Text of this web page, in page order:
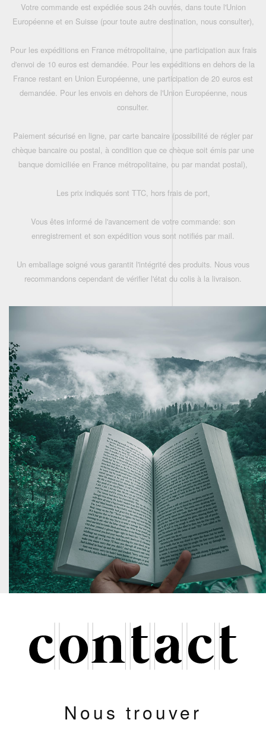
Votre commande est expédiée sous 24h ouvrés, dans toute l'Union
Européenne et en Suisse (pour toute autre destination, nous consulter),
Pour les expéditions en France métropolitaine, une participation aux frais
d'envoi de 10 euros est demandée. Pour les expéditions en dehors de la
France restant en Union Européenne, une participation de 20 euros est
demandée. Pour les envois en dehors de l'Union Européenne, nous
consulter.
Paiement sécurisé en ligne, par carte bancaire (possibilité de régler par
chèque bancaire ou postal, à condition que ce chèque soit émis par une
banque domiciliée en France métropolitaine, ou par mandat postal),
Les prix indiqués sont TTC, hors frais de port,
Vous êtes informé de l'avancement de votre commande: son
enregistrement et son expédition vous sont notifiés par mail.
Un emballage soigné vous garantit l'intégrité des produits. Nous vous
recommandons cependant de vérifier l'état du colis à la livraison.
Nous trouver